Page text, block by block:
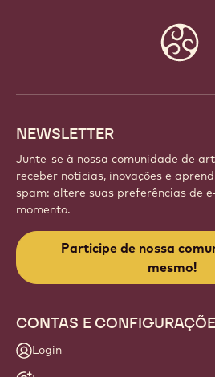
NEWSLETTER
Junte-se à nossa comunidade de
receber notícias, inovações e
spam: altere suas preferências de
momento.
Participe de nossa
mesmo!
CONTAS E
Login